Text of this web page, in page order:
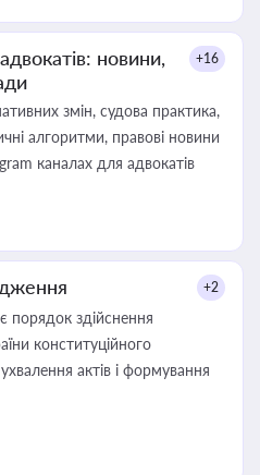
новини,
+16
змін, судова практика,
алгоритми, правові новини
каналах для адвокатів
+2
порядок здійснення
конституційного
актів і формування